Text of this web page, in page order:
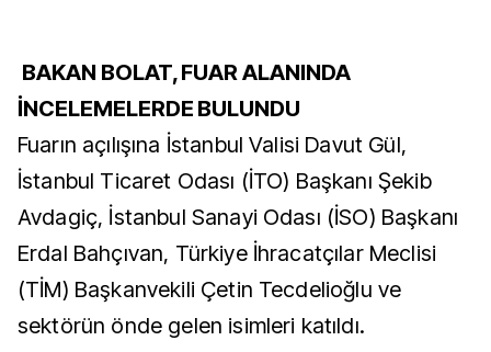
BAKAN BOLAT, FUAR ALANINDA
İNCELEMELERDE BULUNDU
Fuarın açılışına İstanbul Valisi Davut Gül,
İstanbul Ticaret Odası (İTO) Başkanı Şekib
Avdagiç, İstanbul Sanayi Odası (İSO) Başkanı
Erdal Bahçıvan, Türkiye İhracatçılar Meclisi
(TİM) Başkanvekili Çetin Tecdelioğlu ve
sektörün önde gelen isimleri katıldı.